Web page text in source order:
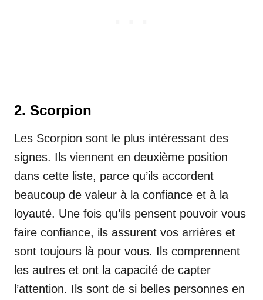
2. Scorpion
Les Scorpion sont le plus intéressant des
signes. Ils viennent en deuxième position
dans cette liste, parce qu’ils accordent
beaucoup de valeur à la confiance et à la
loyauté. Une fois qu’ils pensent pouvoir vous
faire confiance, ils assurent vos arrières et
sont toujours là pour vous. Ils comprennent
les autres et ont la capacité de capter
l’attention. Ils sont de si belles personnes en